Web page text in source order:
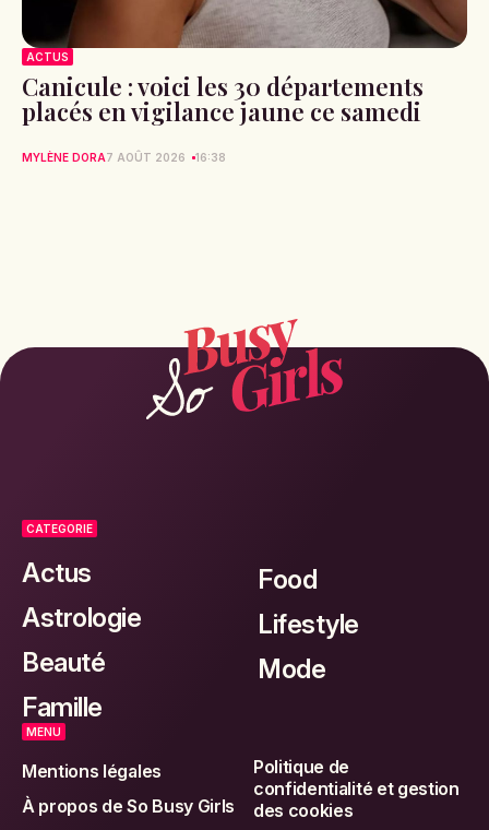
ACTUS
Canicule : voici les 30 départements
placés en vigilance jaune ce samedi
MYLÈNE DORA7 AOÛT 2026 16:38
CATEGORIE
Actus
Astrologie
Beauté
Famille
Food
Lifestyle
Mode
MENU
Mentions légales
À propos de So Busy Girls
Politique de
confidentialité et gestion
des cookies